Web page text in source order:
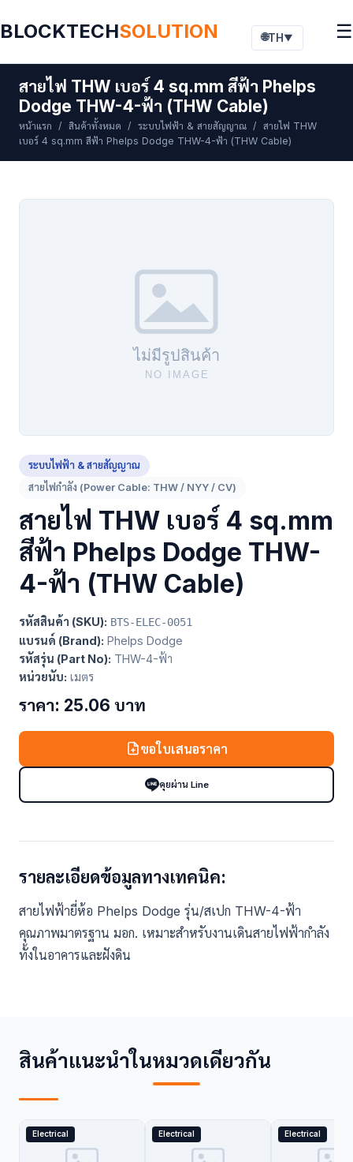
BLOCKTECHSOLUTION 🌐TH ▼ ☰
สายไฟ THW เบอร์ 4 sq.mm สีฟ้า Phelps
Dodge THW-4-ฟ้า (THW Cable)
หน้าแรก / สินค้าทั้งหมด / ระบบไฟฟ้า & สายสัญญาณ / สายไฟ THW
เบอร์ 4 sq.mm สีฟ้า Phelps Dodge THW-4-ฟ้า (THW Cable)
ระบบไฟฟ้า & สายสัญญาณ
สายไฟกำลัง (Power Cable: THW / NYY / CV)
สายไฟ THW เบอร์ 4 sq.mm
สีฟ้า Phelps Dodge THW-
4-ฟ้า (THW Cable)
รหัสสินค้า (SKU): BTS-ELEC-0051
แบรนด์ (Brand): Phelps Dodge
รหัสรุ่น (Part No): THW-4-ฟ้า
หน่วยนับ: เมตร
ราคา: 25.06 บาท
ขอใบเสนอราคา
คุยผ่าน Line
รายละเอียดข้อมูลทางเทคนิค:
สายไฟฟ้ายี่ห้อ Phelps Dodge รุ่น/สเปก THW-4-ฟ้า
คุณภาพมาตรฐาน มอก. เหมาะสำหรับงานเดินสายไฟฟ้ากำลัง
ทั้งในอาคารและฝังดิน
สินค้าแนะนำในหมวดเดียวกัน
Electrical Electrical Electrical